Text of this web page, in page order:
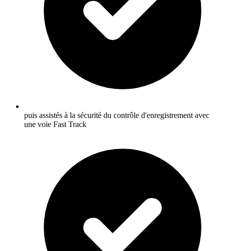
puis assistés à la sécurité du contrôle d'enregistrement avec
une voie Fast Track